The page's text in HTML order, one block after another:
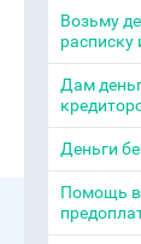
Возьму
расписку
Дам
Деньги
Помощь в